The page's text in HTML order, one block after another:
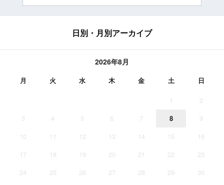
日別・月別アーカイブ
2026年8月
月 火 水 木 金 土 日
1
2
3
4 5 6 7 8
9
10
11 12 13 14 15
16
17
18 19 20 21 22
23
24
25 26 27 28 29
30